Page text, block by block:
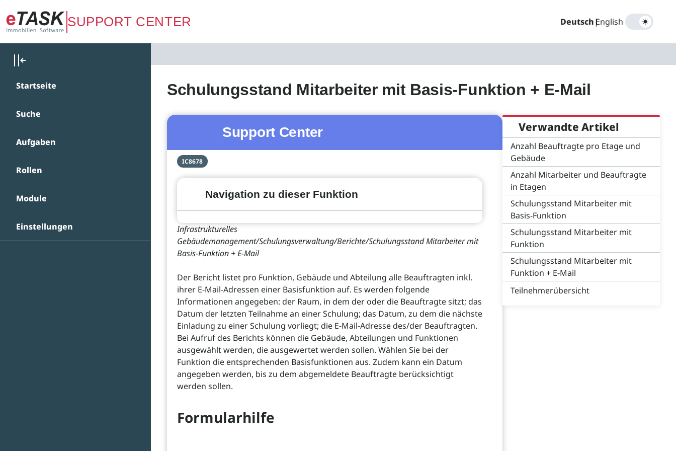
Zum Hauptinhalt springen
SUPPORT CENTER Deutsch|
English
Startseite
Suche
Aufgaben
Rollen
Module
Einstellungen
Schulungsstand Mitarbeiter mit Basis-Funktion + E-Mail
Support Center
IC8678
Navigation zu dieser Funktion
Infrastrukturelles
Gebäudemanagement/Schulungsverwaltung/Berichte/Schulungsstand Mitarbeiter mit
Basis-Funktion + E-Mail
Der Bericht listet pro Funktion, Gebäude und Abteilung alle Beauftragten inkl.
ihrer E-Mail-Adressen einer Basisfunktion auf. Es werden folgende
Informationen angegeben: der Raum, in dem der oder die Beauftragte sitzt; das
Datum der letzten Teilnahme an einer Schulung; das Datum, zu dem die nächste
Einladung zu einer Schulung vorliegt; die E-Mail-Adresse des/der Beauftragten.
Bei Aufruf des Berichts können die Gebäude, Abteilungen und Funktionen
ausgewählt werden, die ausgewertet werden sollen. Wählen Sie bei der
Funktion die entsprechenden Basisfunktionen aus. Zudem kann ein Datum
angegeben werden, bis zu dem abgemeldete Beauftragte berücksichtigt
werden sollen.
Formularhilfe
Verwandte Artikel
Anzahl Beauftragte pro Etage und
Gebäude
Anzahl Mitarbeiter und Beauftragte
in Etagen
Schulungsstand Mitarbeiter mit
Basis-Funktion
Schulungsstand Mitarbeiter mit
Funktion
Schulungsstand Mitarbeiter mit
Funktion + E-Mail
Teilnehmerübersicht